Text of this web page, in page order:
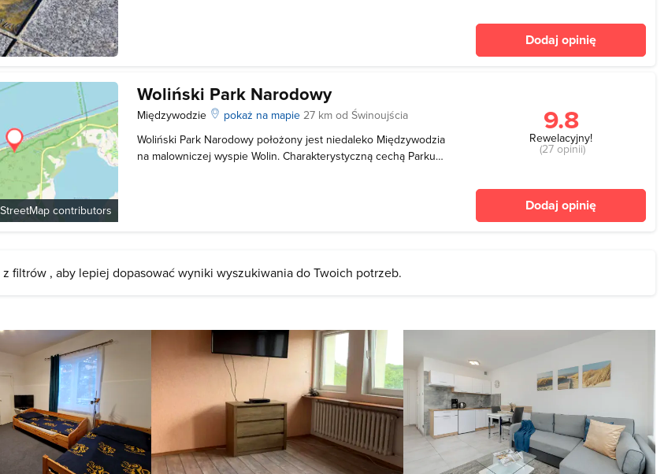
Dodaj opinię
contributors
Woliński Park Narodowy
Międzywodzie pokaż na mapie27 km od Świnoujścia
Woliński Park Narodowy położony jest niedaleko Międzywodzia
na malowniczej wyspie Wolin. Charakterystyczną cechą Parku
9.8
Rewelacyjny!
(27 opinii)
Dodaj opinię
z filtrów , aby lepiej dopasować wyniki wyszukiwania do Twoich potrzeb.